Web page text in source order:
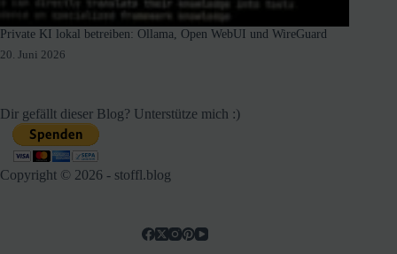
Private KI lokal betreiben: Ollama, Open WebUI und WireGuard
20. Juni 2026
Dir gefällt dieser Blog? Unterstütze mich :)
Copyright © 2026 - stoffl.blog